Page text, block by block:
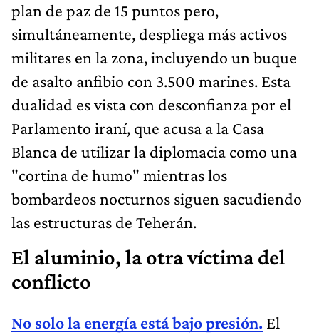
plan de paz de 15 puntos pero,
simultáneamente, despliega más activos
militares en la zona, incluyendo un buque
de asalto anfibio con 3.500 marines. Esta
dualidad es vista con desconfianza por el
Parlamento iraní, que acusa a la Casa
Blanca de utilizar la diplomacia como una
"cortina de humo" mientras los
bombardeos nocturnos siguen sacudiendo
las estructuras de Teherán.
El aluminio, la otra víctima del
conflicto
No solo la energía está bajo presión. El